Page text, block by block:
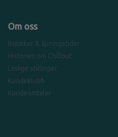
Om oss
Butikker & åpningstider
Historien om Chillout
Ledige stillinger
Kundeklubb
Kundeomtaler